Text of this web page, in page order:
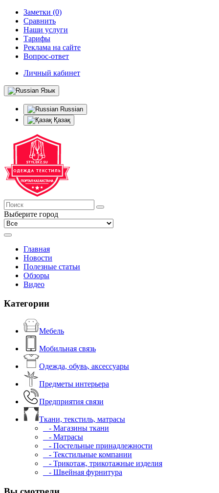
Заметки (0)
Сравнить
Наши услуги
Тарифы
Реклама на сайте
Вопрос-ответ
Личный кабинет
Язык
Russian
Қазақ
Выберите город
Главная
Новости
Полезные статьи
Обзоры
Видео
Категории
Мебель
Мобильная связь
Одежда, обувь, аксессуары
Предметы интерьера
Предприятия связи
Ткани, текстиль, матрасы
- Магазины ткани
- Матрасы
- Постельные принадлежности
- Текстильные компании
- Трикотаж, трикотажные изделия
- Швейная фурнитура